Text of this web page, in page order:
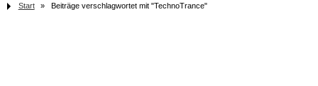
Start » Beiträge verschlagwortet mit "TechnoTrance"